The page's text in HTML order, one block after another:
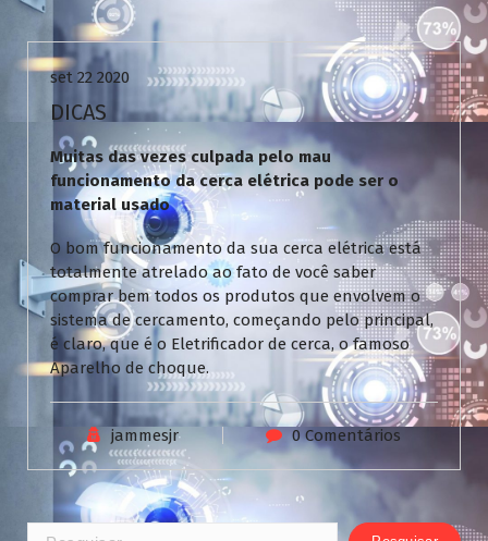
Uncategorized
set 22 2020
DICAS
Muitas das vezes culpada pelo mau
funcionamento da cerca elétrica pode ser o
material usado
O bom funcionamento da sua cerca elétrica está
totalmente atrelado ao fato de você saber
comprar bem todos os produtos que envolvem o
sistema de cercamento, começando pelo principal,
é claro, que é o Eletrificador de cerca, o famoso
Aparelho de choque.
jammesjr 0 Comentários
Pesquisar